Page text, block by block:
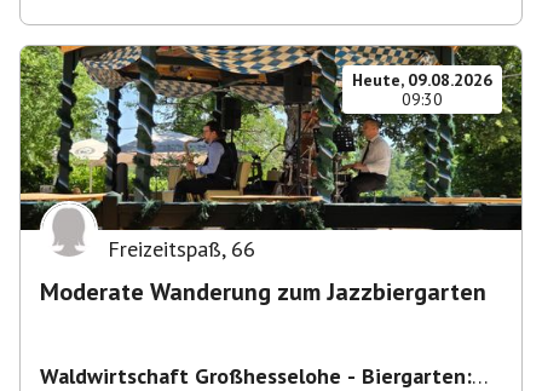
Heute, 09.08.2026
09:30
Freizeitspaß, 66
Moderate Wanderung zum Jazzbiergarten
Waldwirtschaft Großhesselohe - Biergarten: